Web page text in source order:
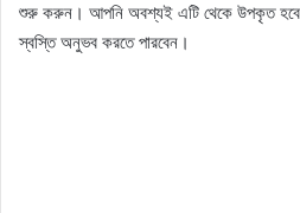
শুরু করুন। আপনি অবশ্যই এটি থেকে উপকৃত
স্বস্তি অনুভব করতে পারবেন।